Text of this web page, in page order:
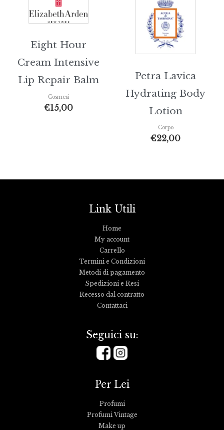
Eight Hour
Cream Intensive
Lip Repair Balm
Cosmesi
€15,00
Petra Lavica
Hydrating Body
Lotion
Corpo
€22,00
Link Utili
Home
My account
Carrello
Termini e Condizioni
Metodi di pagamento
Spedizioni e Resi
Recesso dal contratto
Contattaci
Seguici su:
Per Lei
Profumi
Profumi Vintage
Make up